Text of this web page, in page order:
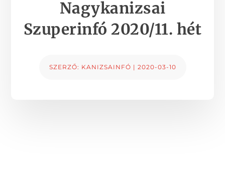
Nagykanizsai
Szuperinfó 2020/11. hét
SZERZŐ: KANIZSAINFÓ | 2020-03-10